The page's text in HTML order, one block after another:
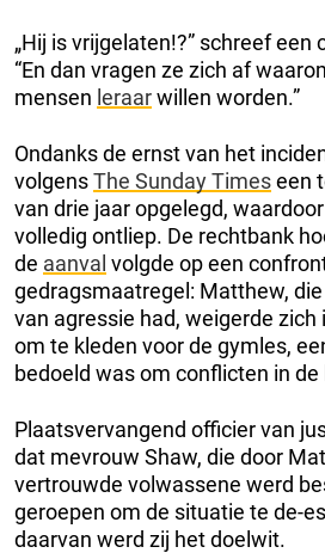
„Hij is vrijgelaten!?” schreef
“En dan vragen ze zich af
mensen leraarwillen worden.”
Ondanks de ernst van het
volgensThe Sunday Timeseen
van drie jaar opgelegd,
volledig ontliep. De rechtbank
de aanval volgde op een
gedragsmaatregel: Matthew,
van agressie had, weigerde
om te kleden voor de gymles,
bedoeld was om conflicten in
Plaatsvervangend officier van
dat mevrouw Shaw, die door
vertrouwde volwassene werd
geroepen om de situatie te de-
daarvan werd zij het doelwit.